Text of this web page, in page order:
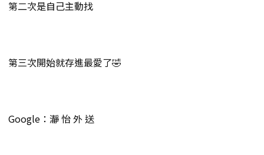
第二次是自己主動找
第三次開始就存進最愛了🤣
Google：瀞 怡 外 送